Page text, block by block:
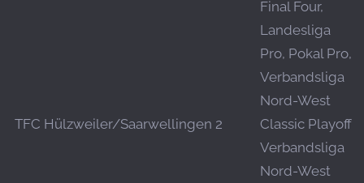
TFC Hülzweiler/Saarwellingen 2
Final Four,
Landesliga
Pro, Pokal Pro,
Verbandsliga
Nord-West
Classic Playoff,
Verbandsliga
Nord-West